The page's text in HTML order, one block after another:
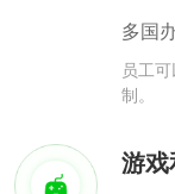
多国
员工
制。
游